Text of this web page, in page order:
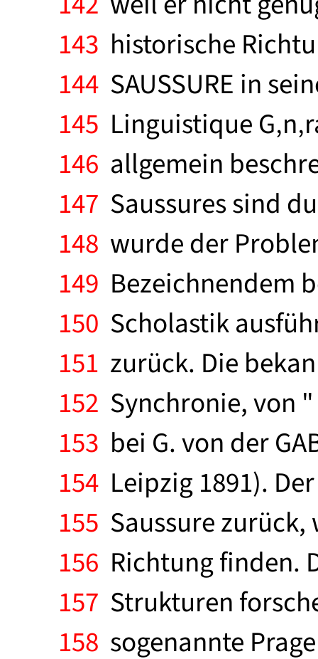
143 historische
144 SAUSSURE in
145 Linguistique
146 allgemein
147 Saussures sind
148 wurde der
149 Bezeichnendem
150 Scholastik
151 zurück. Die
152 Synchronie, von
153 bei G. von der
154 Leipzig 1891).
155 Saussure
156 Richtung finden.
157 Strukturen
158 sogenannte